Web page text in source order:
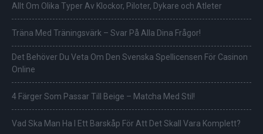
Allt Om Olika Typer Av Klockor, Piloter, Dykare och Atleter
Träna Med Träningsvärk – Svar På Alla Dina Frågor!
Det Behöver Du Veta Om Den Svenska Spellicensen För Casinon
Online
4 Färger Som Passar Till Beige – Matcha Med Stil!
Vad Ska Man Ha I Ett Barskåp För Att Det Skall Vara Komplett?